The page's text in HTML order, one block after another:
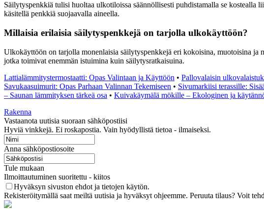
Säilytyspenkkiä tulisi huoltaa ulkotiloissa säännöllisesti puhdistamalla se kostealla
käsitellä penkkiä suojaavalla aineella.
Millaisia erilaisia säilytyspenkkejä on tarjolla ulkokäyttöön?
Ulkokäyttöön on tarjolla monenlaisia säilytyspenkkejä eri kokoisina, muotoisina ja
jotka toimivat enemmän istuimina kuin säilytysratkaisuina.
Lattialämmitystermostaatti: Opas Valintaan ja Käyttöön • Pallovalaisin
Savukaasuimurit: Opas Parhaan Valinnan Tekemiseen • Sivumarkiisi terassille:
– Saunan lämmityksen tärkeä osa • Kuivakäymälä mökille – Ekologinen ja
Rakenna
Vastaanota uutisia suoraan sähköpostiisi
Hyviä vinkkejä. Ei roskapostia. Vain hyödyllistä tietoa - ilmaiseksi.
Anna sähköpostiosoite
Tule mukaan
Ilmoittautuminen suoritettu - kiitos
Hyväksyn sivuston ehdot ja tietojen käytön.
Rekisteröitymällä saat meiltä uutisia ja hyväksyt ohjeemme. Peruuta tilaus? Voit